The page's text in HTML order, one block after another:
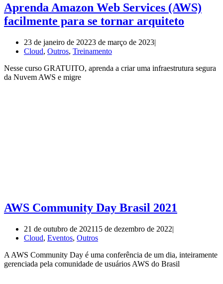
Aprenda Amazon Web Services (AWS)
facilmente para se tornar arquiteto
23 de janeiro de 20223 de março de 2023
Cloud, Outros, Treinamento
Nesse curso GRATUITO, aprenda a criar uma infraestrutura segura
da Nuvem AWS e migre
AWS Community Day Brasil 2021
21 de outubro de 202115 de dezembro de 2022
Cloud, Eventos, Outros
A AWS Community Day é uma conferência de um dia, inteiramente
gerenciada pela comunidade de usuários AWS do Brasil